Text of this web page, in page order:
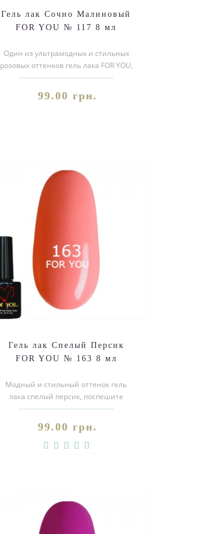
Гель лак Сочно Малиновый
FOR YOU № 117 8 мл
Один из ультрамодных и стильных
розовых оттенков гель лака FOR YOU,
на ногтях смотрится очень красив..
99.00 грн.
Гель лак Спелый Персик
FOR YOU № 163 8 мл
Модный и стильный оттенок гель
лака спелый персик, поспешите
заказать.Покупайте качественные и
99.00 грн.